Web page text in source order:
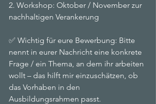
2. Workshop: Oktober / November zur
nachhaltigen Verankerung
✅ Wichtig für eure Bewerbung: Bitte
nennt in eurer Nachricht eine konkrete
Frage / ein Thema, an dem ihr arbeiten
wollt – das hilft mir einzuschätzen, ob
das Vorhaben in den
Ausbildungsrahmen passt.